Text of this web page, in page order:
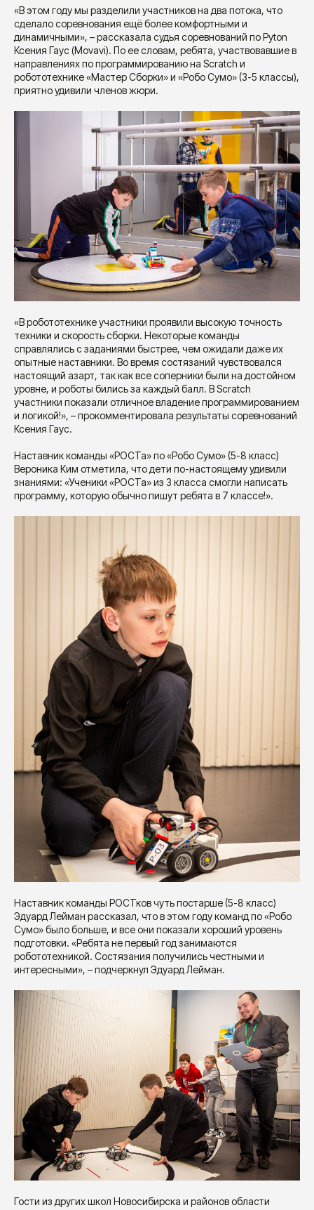
«В этом году мы разделили участников на два потока, что
сделало соревнования ещё более комфортными и
динамичными», – рассказала судья соревнований по Pyton
Ксения Гаус (Movavi). По ее словам, ребята, участвовавшие в
направлениях по программированию на Scratch и
робототехнике «Мастер Сборки» и «Робо Сумо» (3-5 классы),
приятно удивили членов жюри.
«В робототехнике участники проявили высокую точность
техники и скорость сборки. Некоторые команды
справлялись с заданиями быстрее, чем ожидали даже их
опытные наставники. Во время состязаний чувствовался
настоящий азарт, так как все соперники были на достойном
уровне, и роботы бились за каждый балл. В Scratch
участники показали отличное владение программированием
и логикой!», – прокомментировала результаты соревнований
Ксения Гаус.
Наставник команды «РОСТа» по «Робо Сумо» (5-8 класс)
Вероника Ким отметила, что дети по-настоящему удивили
знаниями: «Ученики «РОСТа» из 3 класса смогли написать
программу, которую обычно пишут ребята в 7 классе!».
Наставник команды РОСТков чуть постарше (5-8 класс)
Эдуард Лейман рассказал, что в этом году команд по «Робо
Сумо» было больше, и все они показали хороший уровень
подготовки. «Ребята не первый год занимаются
робототехникой. Состязания получились честными и
интересными», – подчеркнул Эдуард Лейман.
Гости из других школ Новосибирска и районов области